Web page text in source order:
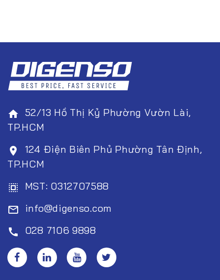
home 52/13 Hồ Thị Kỷ Phường Vườn Lài,
TP.HCM
room
124 Điện Biên Phủ Phường Tân Định,
TP.HCM
select_all MST: 0312707588
mail_outline info@digenso.com
call 028 7106 9898